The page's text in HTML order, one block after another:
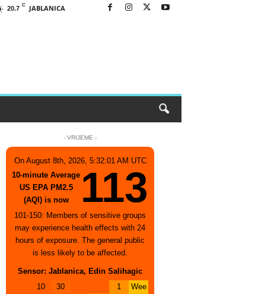
20.7 C JABLANICA
- VRIJEME -
On August 8th, 2026, 5:32:01 AM UTC
10-minute Average
US EPA PM2.5
(AQI) is now
113
101-150: Members of sensitive groups
may experience health effects with 24
hours of exposure. The general public
is less likely to be affected.
Sensor: Jablanica, Edin Salihagic
10
30
1
Wee